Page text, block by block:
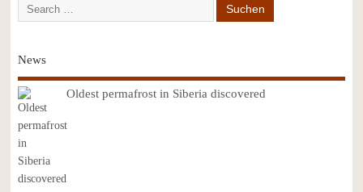
News
Oldest permafrost in Siberia discovered